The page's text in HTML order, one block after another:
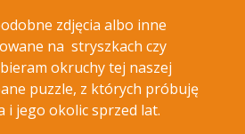
zdjęcia albo inne
na stryszkach czy
okruchy tej naszej
puzzle, z których próbuję
i jego okolic sprzed lat.